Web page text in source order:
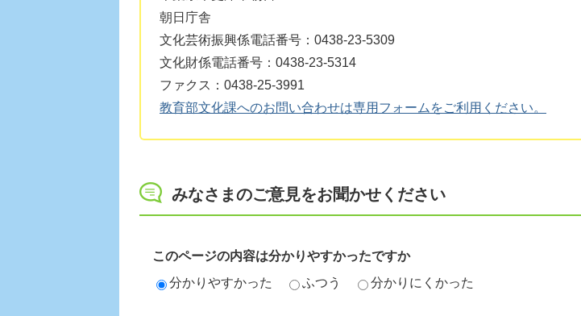
朝日庁舎
文化芸術振興係電話番号：0438-23-5309
文化財係電話番号：0438-23-5314
ファクス：0438-25-3991
教育部文化課へのお問い合わせは専用フォームをご利用ください。
みなさまのご意見をお聞かせください
このページの内容は分かりやすかったですか
分かりやすかった
ふつう 分かりにくかった